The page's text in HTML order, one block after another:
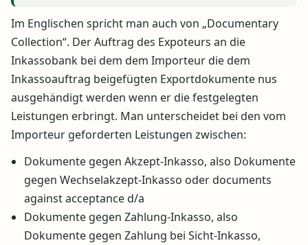
Im Englischen spricht man auch von „Documentary
Collection“. Der Auftrag des Expoteurs an die
Inkassobank bei dem dem Importeur die dem
Inkassoauftrag beigefügten Exportdokumente nus
ausgehändigt werden wenn er die festgelegten
Leistungen erbringt. Man unterscheidet bei den vom
Importeur geforderten Leistungen zwischen:
Dokumente gegen Akzept-Inkasso, also Dokumente
gegen Wechselakzept-Inkasso oder documents
against acceptance d/a
Dokumente gegen Zahlung-Inkasso, also
Dokumente gegen Zahlung bei Sicht-Inkasso,